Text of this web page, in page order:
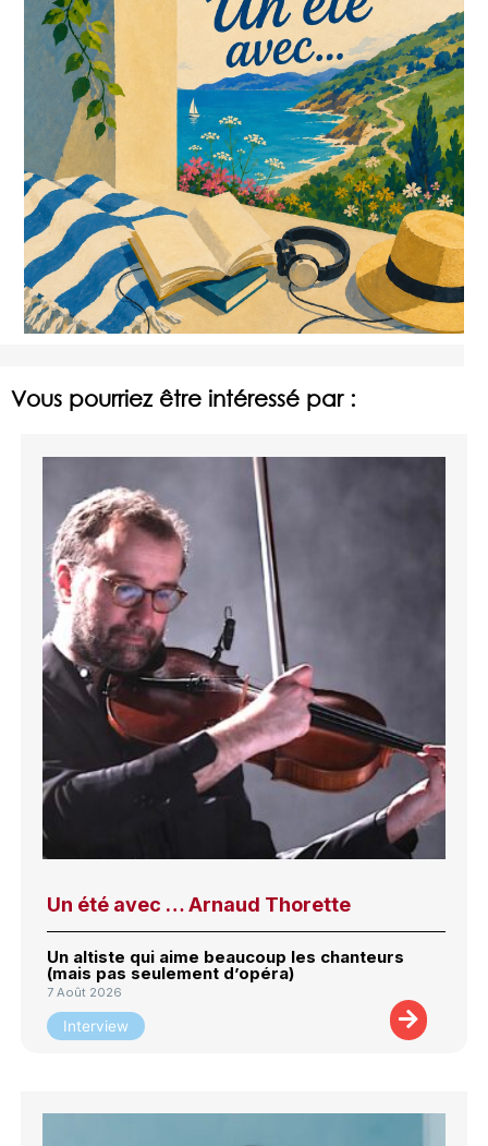
Vous pourriez être intéressé par :
Un été avec … Arnaud Thorette
Un altiste qui aime beaucoup les chanteurs
(mais pas seulement d’opéra)
7 Août 2026
Interview